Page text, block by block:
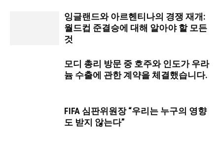
잉글랜드와 아르헨티나의 경쟁 재개:
월드컵 준결승에 대해 알아야 할 모든
것
모디 총리 방문 중 호주와 인도가 우라
늄 수출에 관한 계약을 체결했습니다.
FIFA 심판위원장 “우리는 누구의 영향
도 받지 않는다”